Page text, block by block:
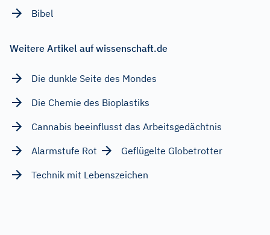
Bibel
Weitere Artikel auf wissenschaft.de
Die dunkle Seite des Mondes
Die Chemie des Bioplastiks
Cannabis beeinflusst das Arbeitsgedächtnis
Alarmstufe Rot
Geflügelte Globetrotter
Technik mit Lebenszeichen